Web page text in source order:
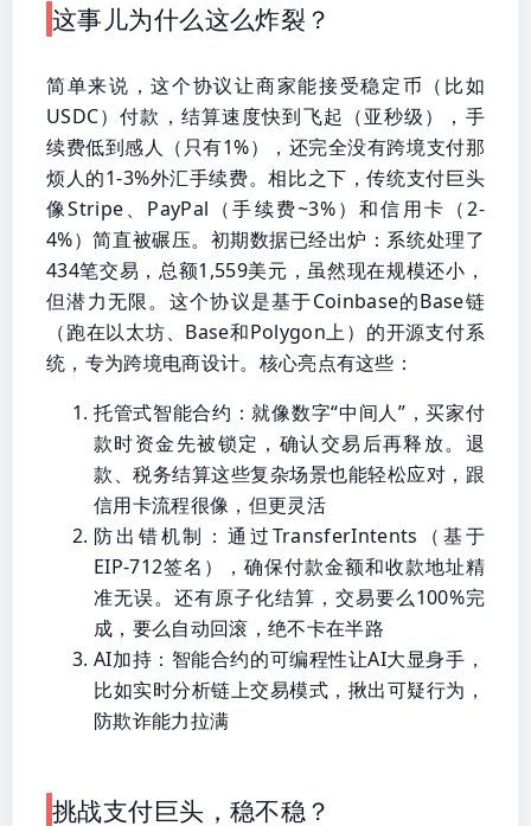
这事儿为什么这么炸裂？
简单来说，这个协议让商家能接受稳定币（比如
USDC）付款，结算速度快到飞起（亚秒级），手
续费低到感人（只有1%），还完全没有跨境支付那
烦人的1-3%外汇手续费。相比之下，传统支付巨头
像Stripe、PayPal（手续费~3%）和信用卡（2-
4%）简直被碾压。初期数据已经出炉：系统处理了
434笔交易，总额1,559美元，虽然现在规模还小，
但潜力无限。这个协议是基于Coinbase的Base链
（跑在以太坊、Base和Polygon上）的开源支付系
统，专为跨境电商设计。核心亮点有这些：
托管式智能合约：就像数字“中间人”，买家付
款时资金先被锁定，确认交易后再释放。退
款、税务结算这些复杂场景也能轻松应对，跟
信用卡流程很像，但更灵活
防出错机制：通过TransferIntents（基于
EIP-712签名），确保付款金额和收款地址精
准无误。还有原子化结算，交易要么100%完
成，要么自动回滚，绝不卡在半路
AI加持：智能合约的可编程性让AI大显身手，
比如实时分析链上交易模式，揪出可疑行为，
防欺诈能力拉满
挑战支付巨头，稳不稳？